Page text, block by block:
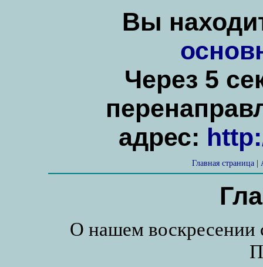
Вы
Через 5
адрес:
Главная страница|
О нашем воскресении